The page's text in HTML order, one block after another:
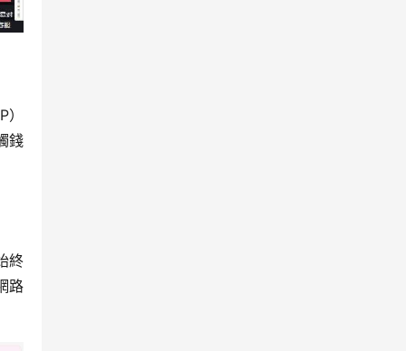
錢
終
路